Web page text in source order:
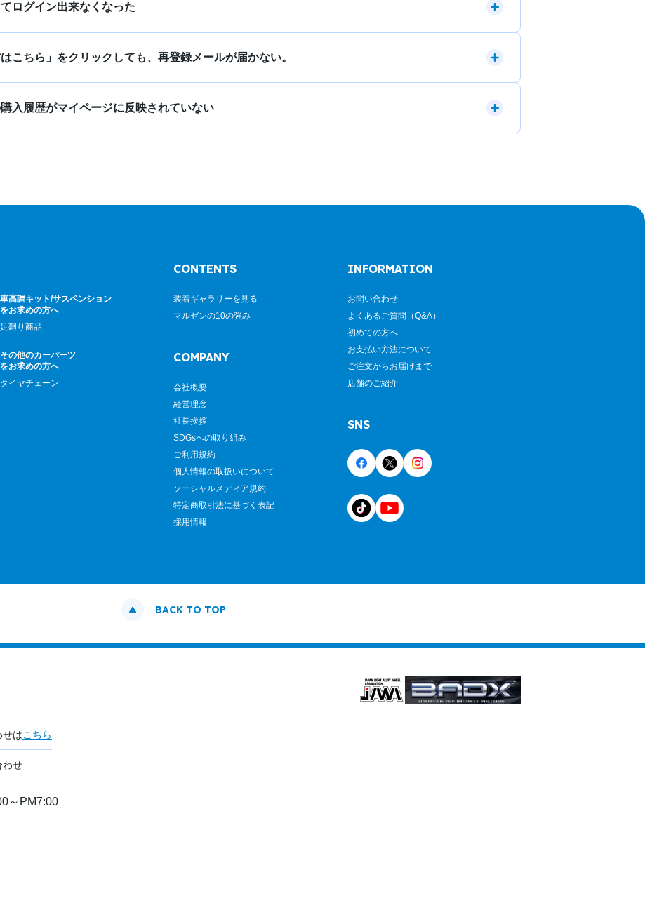
ログイン出来なくなった
こちら」をクリックしても、再登録メールが届かない。
入履歴がマイページに反映されていない
車高調キット/サスペンション
をお求めの方へ
足廻り商品
その他のカーパーツ
をお求めの方へ
タイヤチェーン
CONTENTS
装着ギャラリーを見る
マルゼンの10の強み
COMPANY
会社概要
経営理念
社長挨拶
SDGsへの取り組み
ご利用規約
個人情報の取扱いについて
ソーシャルメディア規約
特定商取引法に基づく表記
採用情報
INFORMATION
お問い合わせ
よくあるご質問（Q&A）
初めての方へ
お支払い方法について
ご注文からお届けまで
店舗のご紹介
SNS
BACK TO TOP
せはこちら
わせ
～PM7:00